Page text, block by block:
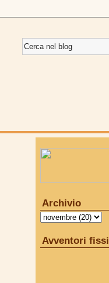
Archivio
Avventori fissi